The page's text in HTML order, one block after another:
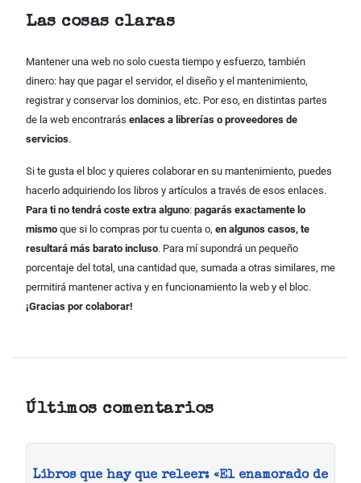
Las cosas claras
Mantener una web no solo cuesta tiempo y esfuerzo, también
dinero: hay que pagar el servidor, el diseño y el mantenimiento,
registrar y conservar los dominios, etc. Por eso, en distintas partes
de la web encontrarás enlaces a librerías o proveedores de
servicios.
Si te gusta el bloc y quieres colaborar en su mantenimiento, puedes
hacerlo adquiriendo los libros y artículos a través de esos enlaces.
Para ti no tendrá coste extra alguno: pagarás exactamente lo
mismo que si lo compras por tu cuenta o, en algunos casos, te
resultará más barato incluso. Para mí supondrá un pequeño
porcentaje del total, una cantidad que, sumada a otras similares, me
permitirá mantener activa y en funcionamiento la web y el bloc.
¡Gracias por colaborar!
Últimos comentarios
Libros que hay que releer: «El enamorado de